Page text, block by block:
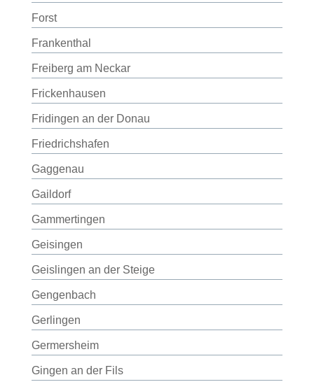
Forst
Frankenthal
Freiberg am Neckar
Frickenhausen
Fridingen an der Donau
Friedrichshafen
Gaggenau
Gaildorf
Gammertingen
Geisingen
Geislingen an der Steige
Gengenbach
Gerlingen
Germersheim
Gingen an der Fils